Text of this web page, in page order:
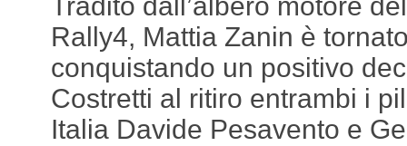
Tradito dall’albero motore
Rally4, Mattia Zanin è
conquistando un positivo
Costretti al ritiro entrambi i
Italia Davide Pesavento e